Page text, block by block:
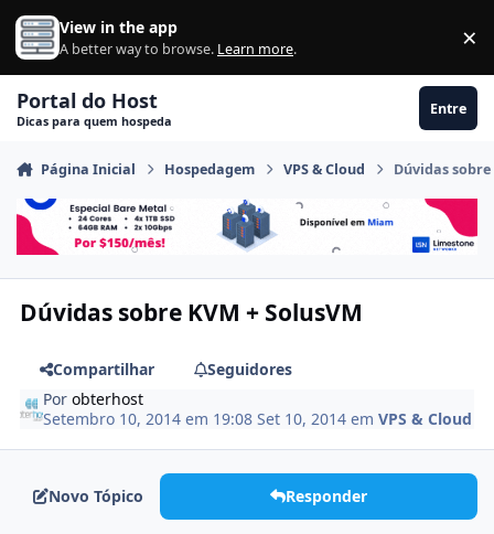
Ir para conteúdo
View in the app
A better way to browse. Learn more. ×
Portal do Host
Dicas para quem hospeda
Entre
Página Inicial Hospedagem VPS & Cloud Dúvidas sobre
Dúvidas sobre KVM + SolusVM
Compartilhar
Seguidores
Porobterhost
Setembro 10, 2014 em 19:08Set 10, 2014 emVPS & Cloud
Novo Tópico Responder